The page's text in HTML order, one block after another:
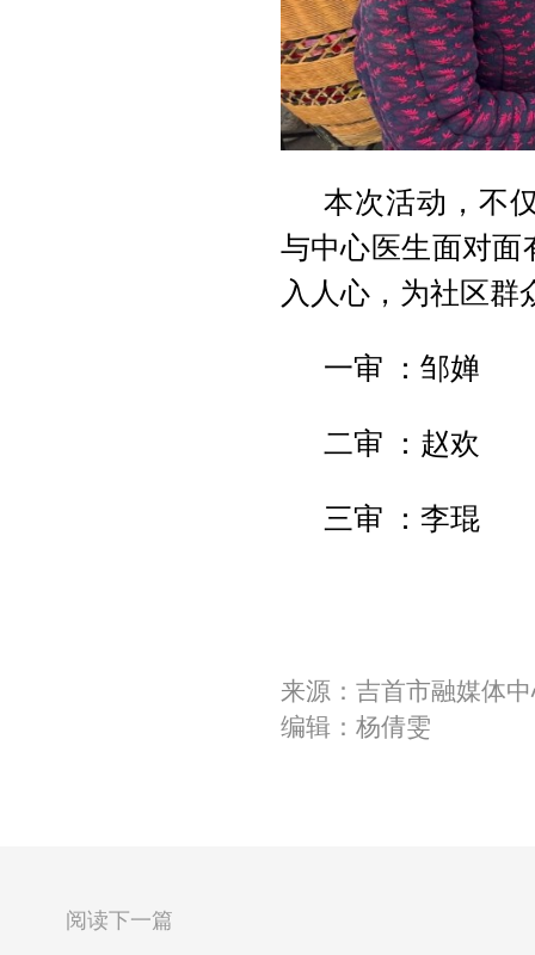
本次活动，不
与中心医生面对面
入人心，为社区群
一审 ：邹婵
二审 ：赵欢
三审 ：李琨
来源：吉首市融媒体
编辑：杨倩雯
阅读下一篇